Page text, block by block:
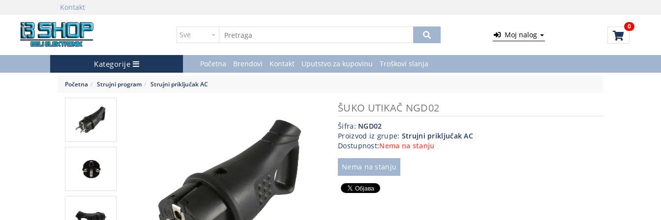
Kontakt
Moj nalog
0
Kategorije Početna Brendovi Kontakt Uputstvo za kupovinu Troškovi slanja
Početna Strujni program Strujni priključak AC
ŠUKO UTIKAČ NGD02
Šifra: NGD02
Proizvod iz grupe: Strujni priključak AC
Dostupnost:Nema na stanju
Nema na stanju